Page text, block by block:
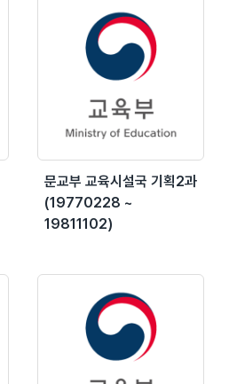
문교부 교육시설국 기획2과
(19770228 ~
19811102)